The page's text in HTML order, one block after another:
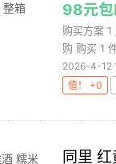
98元
购买方案
购 购买 1
2026-4-12
值！ +0
同里